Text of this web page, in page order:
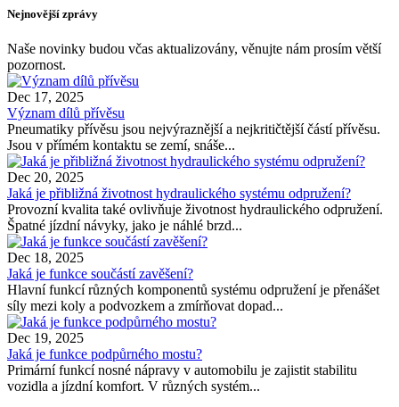
Nejnovější zprávy
Naše novinky budou včas aktualizovány, věnujte nám prosím větší
pozornost.
Dec 17, 2025
Význam dílů přívěsu
Pneumatiky přívěsu jsou nejvýraznější a nejkritičtější částí přívěsu.
Jsou v přímém kontaktu se zemí, snáše...
Dec 20, 2025
Jaká je přibližná životnost hydraulického systému odpružení?
Provozní kvalita také ovlivňuje životnost hydraulického odpružení.
Špatné jízdní návyky, jako je náhlé brzd...
Dec 18, 2025
Jaká je funkce součástí zavěšení?
Hlavní funkcí různých komponentů systému odpružení je přenášet
síly mezi koly a podvozkem a zmírňovat dopad...
Dec 19, 2025
Jaká je funkce podpůrného mostu?
Primární funkcí nosné nápravy v automobilu je zajistit stabilitu
vozidla a jízdní komfort. V různých systém...